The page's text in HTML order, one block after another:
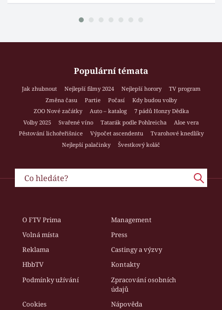
Populární témata
Jak zhubnout Nejlepší filmy 2024 Nejlepší horory
TV program
Změna času
Partie Počasí
Kdy budou volby
ZOO Nové začátky
Auto – katalog
7 pádů Honzy Dědka
Volby 2025
Svařené víno Tatarák podle Pohlreicha
Aloe vera
Pěstování lichořeřišnice
Výpočet ascendentu
Tvarohové knedlíky
Nejlepší palačinky
Švestkový koláč
O FTV Prima
Management
Volná místa
Press
Reklama
Castingy a výzvy
HbbTV
Kontakty
Podmínky užívání
Zpracování osobních
údajů
Cookies
Nápověda